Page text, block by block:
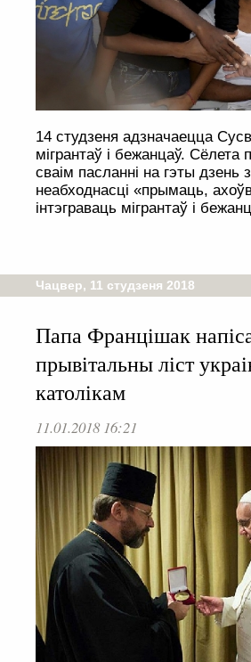
14 студзеня адзначаецца
мігрантаў і бежанцаў. Сёлета
сваім пасланні на гэты дзень
неабходнасці «прымаць,
інтэграваць мігрантаў і
Чацвер, 11 студзеня 2018
Папа Францішак
прывітальны ліст
католікам
11.01.2018 16:21